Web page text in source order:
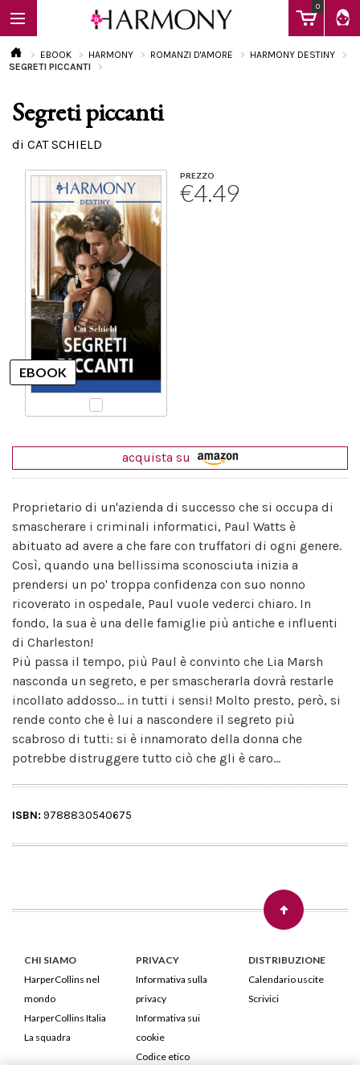
0
EBOOK
Calendario
EBOOK HARMONY ROMANZI D'AMORE
HARMONY DESTINY
SEGRETI PICCANTI
Segreti piccanti
di CAT SCHIELD
PREZZO
€4.49
acquista su
Proprietario di un'azienda di successo che si occupa di
smascherare i criminali informatici, Paul Watts è
abituato ad avere a che fare con truffatori di ogni genere.
Così, quando una bellissima sconosciuta inizia a
prendersi un po' troppa confidenza con suo nonno
ricoverato in ospedale, Paul vuole vederci chiaro. In
fondo, la sua è una delle famiglie più antiche e influenti
di Charleston!
Più passa il tempo, più Paul è convinto che Lia Marsh
nasconda un segreto, e per smascherarla dovrà restarle
incollato addosso... in tutti i sensi! Molto presto, però, si
rende conto che è lui a nascondere il segreto più
scabroso di tutti: si è innamorato della donna che
potrebbe distruggere tutto ciò che gli è caro...
ISBN: 9788830540675
CHI SIAMO
HarperCollins nel
mondo
HarperCollins Italia
La squadra
PRIVACY
Informativa sulla
privacy
Informativa sui
cookie
Codice etico
DISTRIBUZIONE
Calendario uscite
Scrivici